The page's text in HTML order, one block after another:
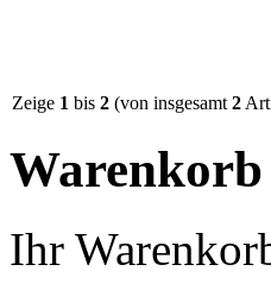
Zeige 1 bis 2 (von insgesamt 2
Warenkorb
Ihr